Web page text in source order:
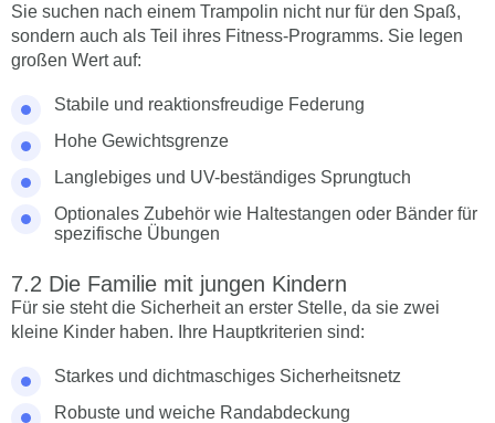
Sie suchen nach einem Trampolin nicht nur für den Spaß,
sondern auch als Teil ihres Fitness-Programms. Sie legen
großen Wert auf:
Stabile und reaktionsfreudige Federung
Hohe Gewichtsgrenze
Langlebiges und UV-beständiges Sprungtuch
Optionales Zubehör wie Haltestangen oder Bänder für
spezifische Übungen
Die Familie mit jungen Kindern
Für sie steht die Sicherheit an erster Stelle, da sie zwei
kleine Kinder haben. Ihre Hauptkriterien sind:
Starkes und dichtmaschiges Sicherheitsnetz
Robuste und weiche Randabdeckung